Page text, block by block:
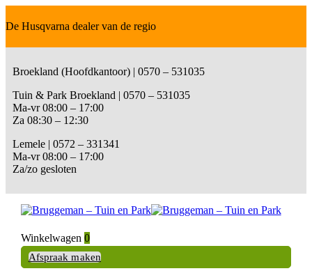
De Husqvarna dealer van de regio
Broekland (Hoofdkantoor) | 0570 – 531035
Tuin & Park Broekland | 0570 – 531035
Ma-vr 08:00 – 17:00
Za 08:30 – 12:30
Lemele | 0572 – 331341
Ma-vr 08:00 – 17:00
Za/zo gesloten
Winkelwagen 0
Afspraak maken